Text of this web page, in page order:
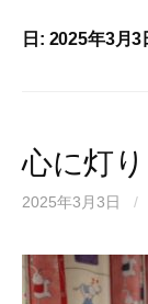
日: 2025年3月3
心に灯
2025年3月3日 /